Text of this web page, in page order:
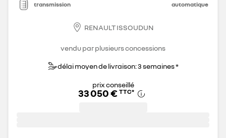
transmission automatique
RENAULT ISSOUDUN
vendu par plusieurs concessions
délai moyen de livraison: 3 semaines *
prix conseillé
33 050 € TTC*